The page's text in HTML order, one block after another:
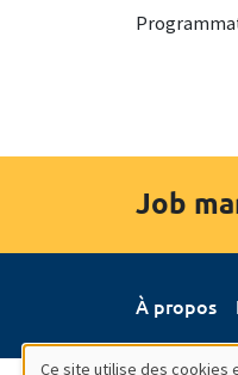
Job
À propos
Ce site utilise des cookies